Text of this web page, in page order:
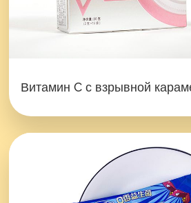
Витамин C с взрывной